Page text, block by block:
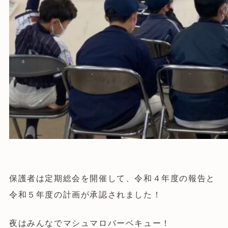
保護者は定期総会を開催して、令和４年度の報告と
令和５年度の計画が承認されました！
夜はみんなでマシュマロバーベキュー！